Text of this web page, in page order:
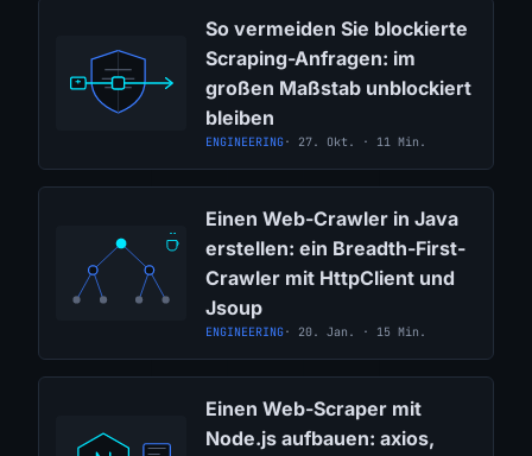
So vermeiden Sie blockierte
Scraping-Anfragen: im
großen Maßstab unblockiert
bleiben
ENGINEERING· 27. Okt. · 11 Min.
Einen Web-Crawler in Java
erstellen: ein Breadth-First-
Crawler mit HttpClient und
Jsoup
ENGINEERING· 20. Jan. · 15 Min.
Einen Web-Scraper mit
Node.js aufbauen: axios,